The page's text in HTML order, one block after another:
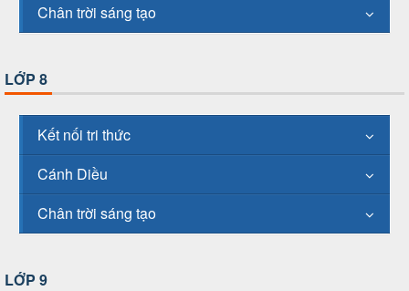
Chân trời sáng tạo
LỚP 8
Kết nối tri thức
Cánh Diều
Chân trời sáng tạo
LỚP 9